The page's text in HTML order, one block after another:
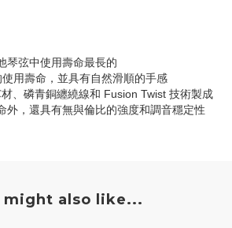
琴弦中使用壽命最長的
用壽命，並具有自然滑順的手感
、磷青銅纏繞線和 Fusion Twist 技術製成
外，還具有無與倫比的強度和調音穩定性
might also like...